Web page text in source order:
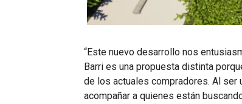
“Este nuevo desarrollo nos
Barri es una propuesta distinta
de los actuales compradores. Al
acompañar a quienes están